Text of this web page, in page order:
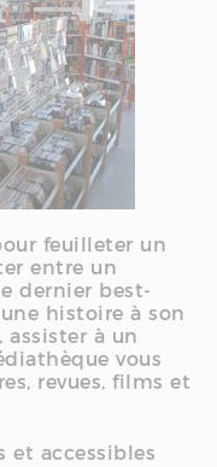
feuilleter un
entre un
dernier best-
histoire à son
à un
vous
revues, films et
et accessibles